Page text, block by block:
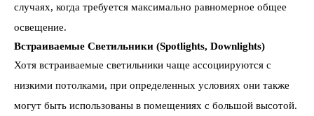
случаях, когда требуется максимально равномерное общее
освещение.
Встраиваемые Светильники (Spotlights, Downlights)
Хотя встраиваемые светильники чаще ассоциируются с
низкими потолками, при определенных условиях они также
могут быть использованы в помещениях с большой высотой.